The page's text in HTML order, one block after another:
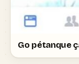
Go pétanque